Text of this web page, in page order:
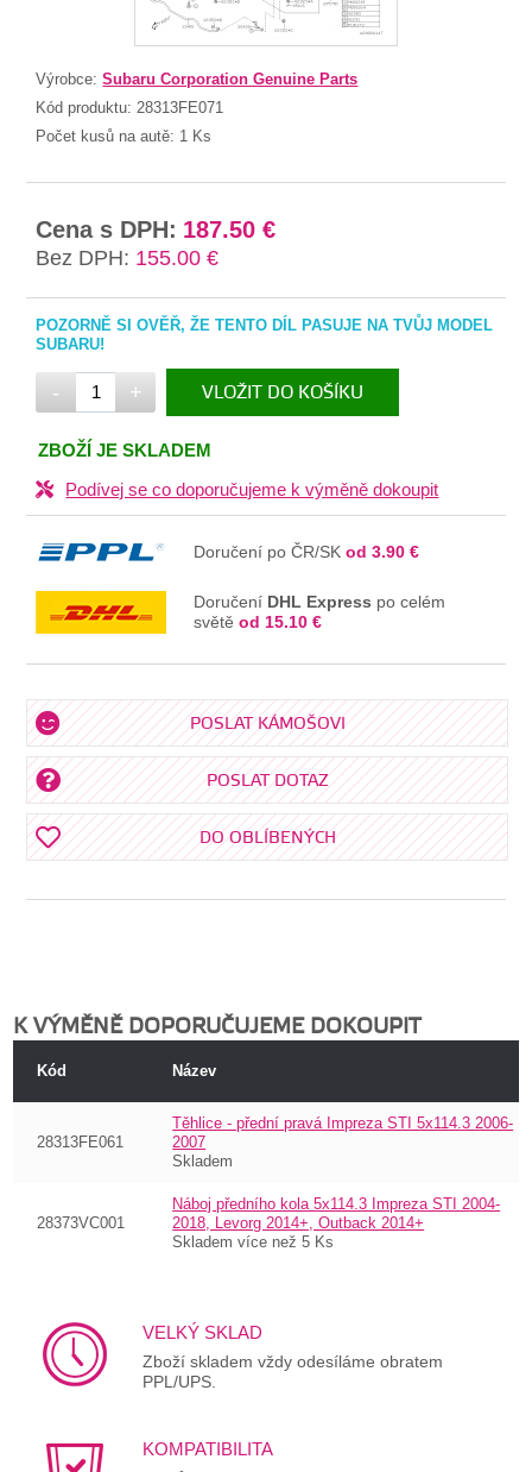
Výrobce:Subaru Corporation Genuine Parts
Kód produktu: 28313FE071
Počet kusů na autě: 1 Ks
Cena s DPH: 187.50 €
Bez DPH: 155.00 €
POZORNĚ SI OVĚŘ, ŽE TENTO DÍL PASUJE NA TVŮJ MODEL
SUBARU!
- + VLOŽIT DO KOŠÍKU
ZBOŽÍ JE SKLADEM
Podívej se co doporučujeme k výměně dokoupit
Doručení po ČR/SKod 3.90 €
Doručení DHL Express po celém
světěod 15.10 €
POSLAT KÁMOŠOVI
POSLAT DOTAZ
DO OBLÍBENÝCH
K VÝMĚNĚ DOPORUČUJEME DOKOUPIT
Kód Název
28313FE061
Těhlice - přední pravá Impreza STI 5x114.3 2006-
2007
Skladem
28373VC001
Náboj předního kola 5x114.3 Impreza STI 2004-
2018, Levorg 2014+, Outback 2014+
Skladem více než 5 Ks
VELKÝ SKLAD
Zboží skladem vždy odesíláme obratem
PPL/UPS.
KOMPATIBILITA